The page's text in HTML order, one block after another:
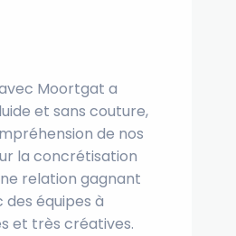
Moortgat a
et sans couture,
de nos
la concrétisation
relation gagnant
équipes à
et très créatives.